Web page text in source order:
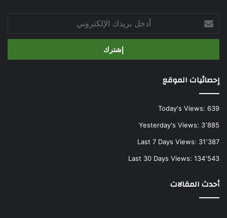
بريدك
الإلكتروني
إحصائيات الموقع
Today's Views: 639
Yesterday's Views: 3٬885
Last 7 Days Views: 31٬387
Last 30 Days Views: 134٬543
أحدث المقالات